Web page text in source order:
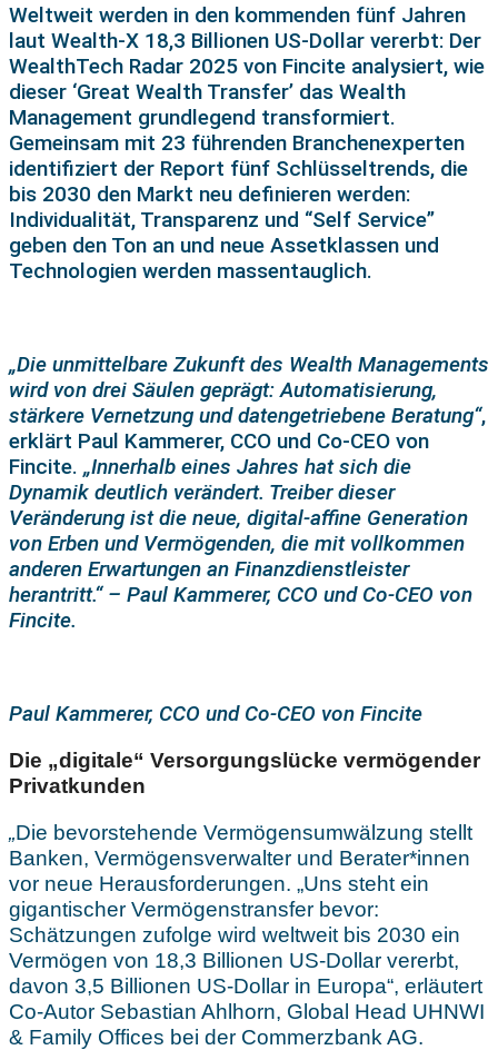
Weltweit werden in den kommenden fünf Jahren
laut Wealth-X 18,3 Billionen US-Dollar vererbt: Der
WealthTech Radar 2025 von Fincite analysiert, wie
dieser ‘Great Wealth Transfer’ das Wealth
Management grundlegend transformiert.
Gemeinsam mit 23 führenden Branchenexperten
identifiziert der Report fünf Schlüsseltrends, die
bis 2030 den Markt neu definieren werden:
Individualität, Transparenz und “Self Service”
geben den Ton an und neue Assetklassen und
Technologien werden massentauglich.
„Die unmittelbare Zukunft des Wealth Managements
wird von drei Säulen geprägt: Automatisierung,
stärkere Vernetzung und datengetriebene Beratung“,
erklärt Paul Kammerer, CCO und Co-CEO von
Fincite. „Innerhalb eines Jahres hat sich die
Dynamik deutlich verändert. Treiber dieser
Veränderung ist die neue, digital-affine Generation
von Erben und Vermögenden, die mit vollkommen
anderen Erwartungen an Finanzdienstleister
herantritt.“ – Paul Kammerer, CCO und Co-CEO von
Fincite.
Paul Kammerer, CCO und Co-CEO von Fincite
Die „digitale“ Versorgungslücke vermögender
Privatkunden
„Die bevorstehende Vermögensumwälzung stellt
Banken, Vermögensverwalter und Berater*innen
vor neue Herausforderungen. „Uns steht ein
gigantischer Vermögenstransfer bevor:
Schätzungen zufolge wird weltweit bis 2030 ein
Vermögen von 18,3 Billionen US-Dollar vererbt,
davon 3,5 Billionen US-Dollar in Europa“, erläutert
Co-Autor Sebastian Ahlhorn, Global Head UHNWI
& Family Offices bei der Commerzbank AG.